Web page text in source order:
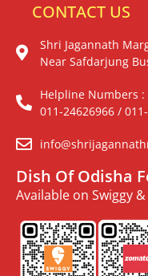
CONTACT US
Shri Jagannath
Near Safdarjung
Helpline Numbers :
011-24626966 /
Dish Of Odisha
Available on Swiggy